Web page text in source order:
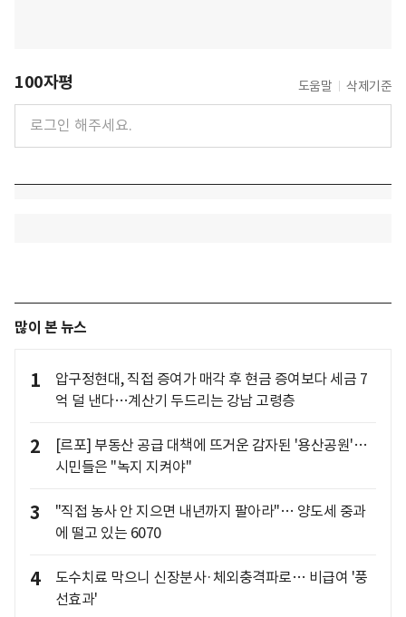
100자평 도움말 삭제기준
많이 본 뉴스
1
압구정현대, 직접 증여가 매각 후 현금 증여보다 세금 7
억 덜 낸다…계산기 두드리는 강남 고령층
2
[르포] 부동산 공급 대책에 뜨거운 감자된 '용산공원'…
시민들은 "녹지 지켜야"
3
"직접 농사 안 지으면 내년까지 팔아라"… 양도세 중과
에 떨고 있는 6070
4
도수치료 막으니 신장분사·체외충격파로… 비급여 '풍
선효과'